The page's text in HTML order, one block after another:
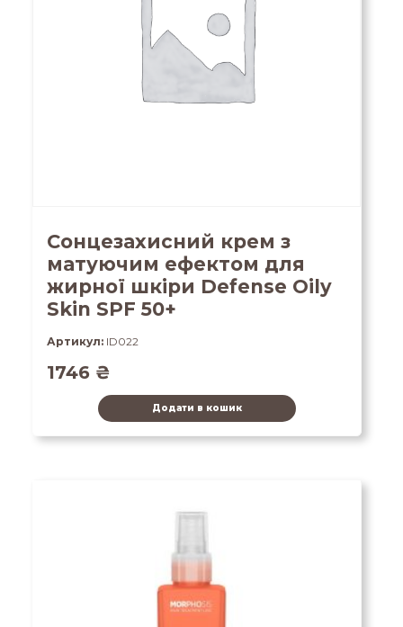
Сонцезахисний крем з
матуючим ефектом для
жирної шкіри Defense Oily
Skin SPF 50+
Артикул: ID022
1746 ₴
Додати в кошик